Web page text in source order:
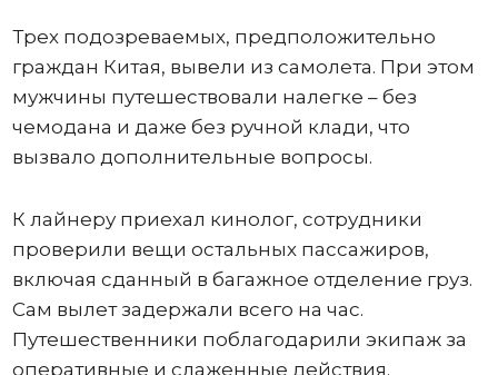
Трех подозреваемых, предположительно
граждан Китая, вывели из самолета. При этом
мужчины путешествовали налегке – без
чемодана и даже без ручной клади, что
вызвало дополнительные вопросы.
К лайнеру приехал кинолог, сотрудники
проверили вещи остальных пассажиров,
включая сданный в багажное отделение груз.
Сам вылет задержали всего на час.
Путешественники поблагодарили экипаж за
оперативные и слаженные действия.